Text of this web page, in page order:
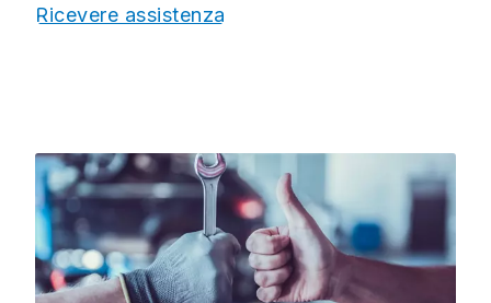
Ricevere assistenza